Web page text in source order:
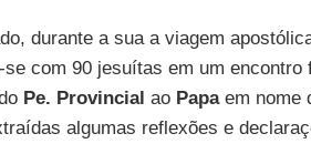
durante a sua a viagem
se com 90 jesuítas em um
Pe. Provincial ao Papaem nome
algumas reflexões e